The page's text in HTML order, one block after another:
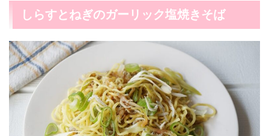
しらすとねぎのガーリック塩焼きそば